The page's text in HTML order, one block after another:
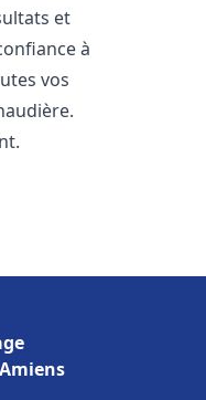
et
à
vos